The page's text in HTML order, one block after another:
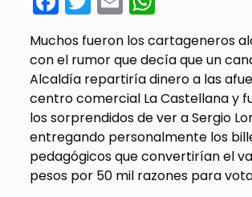
Muchos fueron los cartageneros
con el rumor que decía que un
Alcaldía repartiría dinero a las
centro comercial La Castellana y
los sorprendidos de ver a Sergio
entregando personalmente los
pedagógicos que convertirían el
pesos por 50 mil razones para